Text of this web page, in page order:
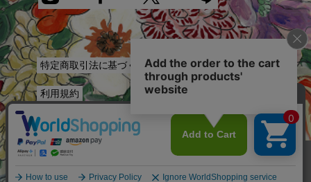
特定商取引法に基づく表記
利用規約
プライバシーポリシー
お問い合わせ